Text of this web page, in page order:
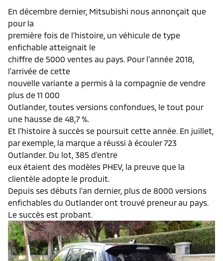
En décembre dernier, Mitsubishi nous annonçait que
pour la
première fois de l’histoire, un véhicule de type
enfichable atteignait le
chiffre de 5000 ventes au pays. Pour l’année 2018,
l’arrivée de cette
nouvelle variante a permis à la compagnie de vendre
plus de 11 000
Outlander, toutes versions confondues, le tout pour
une hausse de 48,7 %.
Et l’histoire à succès se poursuit cette année. En juillet,
par exemple, la marque a réussi à écouler 723
Outlander. Du lot, 385 d’entre
eux étaient des modèles PHEV, la preuve que la
clientèle adopte le produit.
Depuis ses débuts l’an dernier, plus de 8000 versions
enfichables du Outlander ont trouvé preneur au pays.
Le succès est probant.